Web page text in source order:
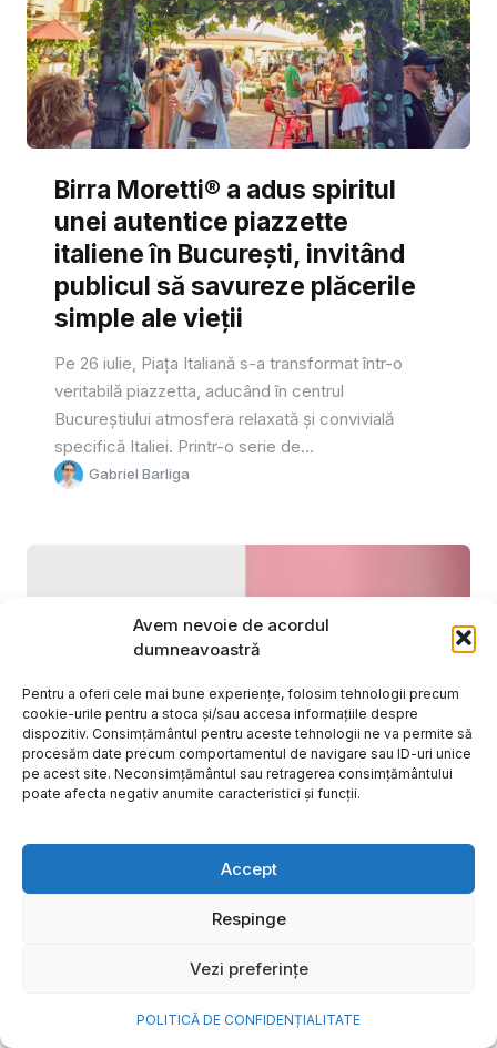
Avem nevoie de acordul
dumneavoastră
Pentru a oferi cele mai bune experiențe, folosim tehnologii precum
cookie-urile pentru a stoca și/sau accesa informațiile despre
dispozitiv. Consimțământul pentru aceste tehnologii ne va permite să
procesăm date precum comportamentul de navigare sau ID-uri unice
pe acest site. Neconsimțământul sau retragerea consimțământului
poate afecta negativ anumite caracteristici și funcții.
Accept
Respinge
Vezi preferințe
POLITICĂ DE CONFIDENȚIALITATE
Birra Moretti® a adus spiritul
unei autentice piazzette
italiene în București, invitând
publicul să savureze plăcerile
simple ale vieții
Pe 26 iulie, Piața Italiană s-a transformat într-o
veritabilă piazzetta, aducând în centrul
Bucureștiului atmosfera relaxată și convivială
specifică Italiei. Printr-o serie de...
Gabriel Barliga
Cum transformi cele mai
frumoase amintiri ale verii într-
o bijuterie Pandora pe care o
se întâmplă cele mai importante lucruri. Plecăm în